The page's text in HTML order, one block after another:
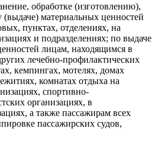
обработке (изготовлению),
(выдаче) материальных ценностей
пунктах, отделениях, на
и подразделениях; по выдаче
лицам, находящимся в
лечебно-профилактических
кемпингах, мотелях, домах
комнатах отдыха на
спортивно-
организациях, в
а также пассажирам всех
пассажирских судов,